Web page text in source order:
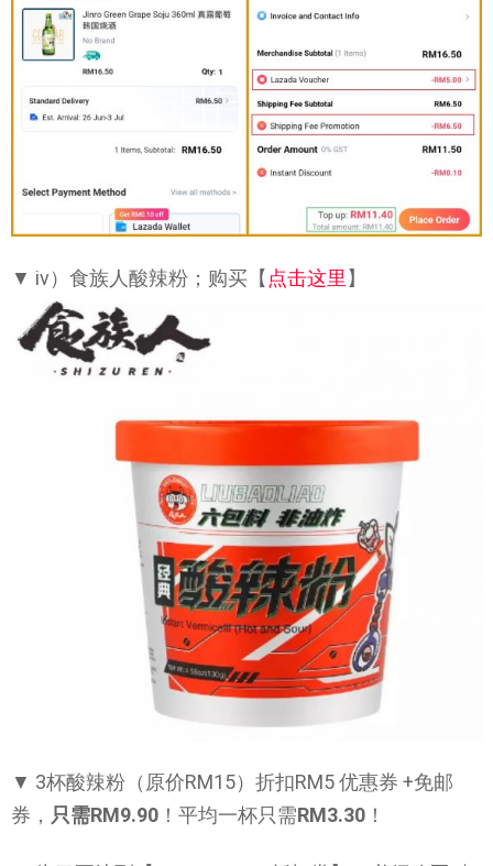
▼ iv）食族人酸辣粉；购买【点击这里】
▼ 3杯酸辣粉（原价RM15）折扣RM5 优惠券 +免邮
券， 只需RM9.90 ！平均一杯只需RM3.30 ！